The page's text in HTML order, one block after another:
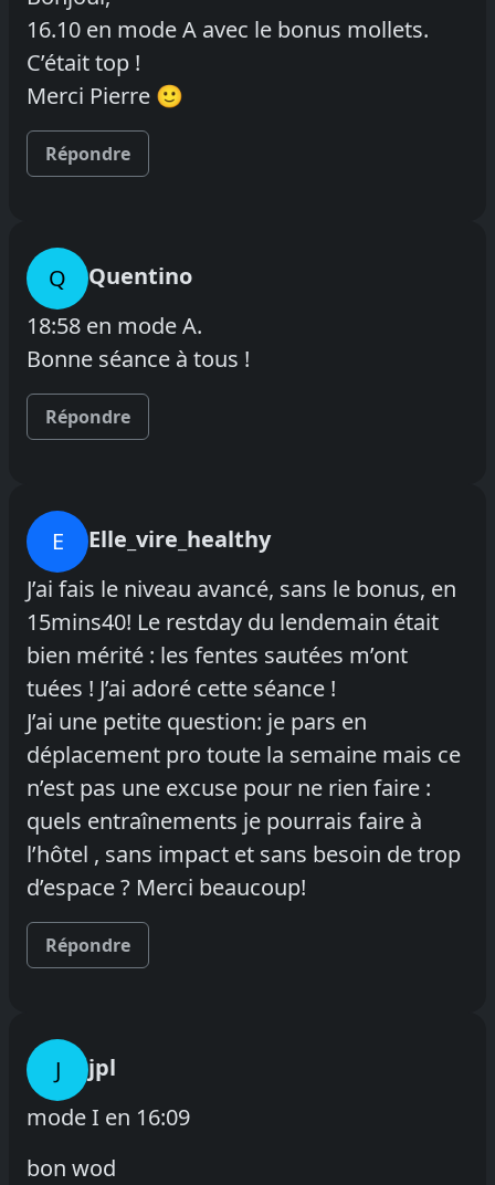
16.10 en mode A avec le bonus mollets.
C’était top !
Merci Pierre 🙂
Répondre
Q
Quentino
18:58 en mode A.
Bonne séance à tous !
Répondre
E
Elle_vire_healthy
J’ai fais le niveau avancé, sans le bonus, en
15mins40! Le restday du lendemain était
bien mérité : les fentes sautées m’ont
tuées ! J’ai adoré cette séance !
J’ai une petite question: je pars en
déplacement pro toute la semaine mais ce
n’est pas une excuse pour ne rien faire :
quels entraînements je pourrais faire à
l’hôtel , sans impact et sans besoin de trop
d’espace ? Merci beaucoup!
Répondre
J
jpl
mode I en 16:09
bon wod